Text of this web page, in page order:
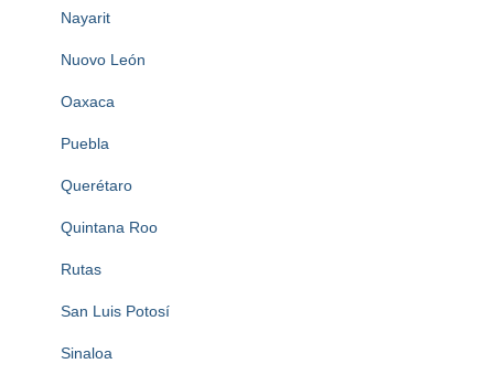
Nayarit
Nuovo León
Oaxaca
Puebla
Querétaro
Quintana Roo
Rutas
San Luis Potosí
Sinaloa